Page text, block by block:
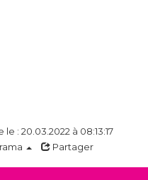
: 20.03.2022 à 08:13:17
Partager